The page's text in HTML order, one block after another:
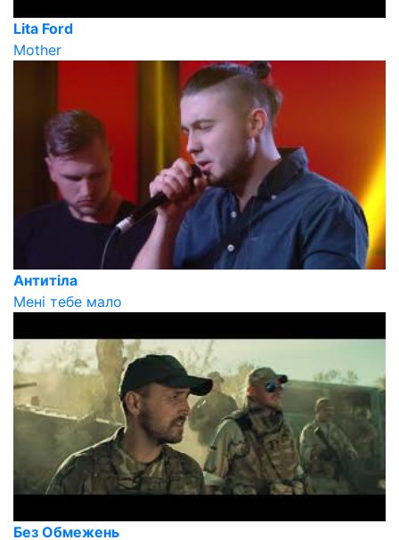
Lita Ford
Mother
Антитіла
Мені тебе мало
Без Обмежень